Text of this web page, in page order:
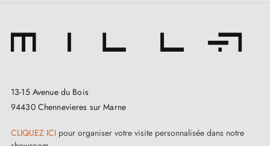
13-15 Avenue du Bois
94430 Chennevieres sur Marne
CLIQUEZ ICI pour organiser votre visite personnalisée dans notre